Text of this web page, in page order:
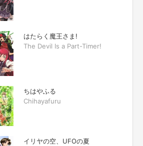
はたらく魔王さま!
The Devil Is a Part-Timer!
ちはやふる
Chihayafuru
イリヤの空、UFOの夏